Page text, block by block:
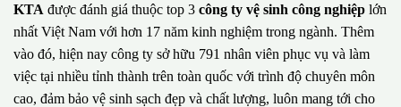
KTA được đánh giá thuộc top 3 công ty vệ sinh công nghiệp lớn
nhất Việt Nam với hơn 17 năm kinh nghiệm trong ngành. Thêm
vào đó, hiện nay công ty sở hữu 791 nhân viên phục vụ và làm
việc tại nhiều tỉnh thành trên toàn quốc với trình độ chuyên môn
cao, đảm bảo vệ sinh sạch đẹp và chất lượng, luôn mang tới cho